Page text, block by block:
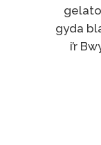
gyda
i’r